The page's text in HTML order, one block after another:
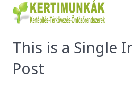
Magunkról
Galéria
This is a Single
Post